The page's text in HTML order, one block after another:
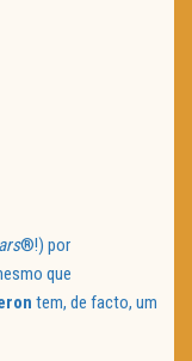
®!) por
que
tem, de facto, um